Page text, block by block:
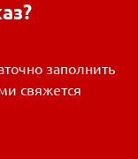
заполнить
свяжется